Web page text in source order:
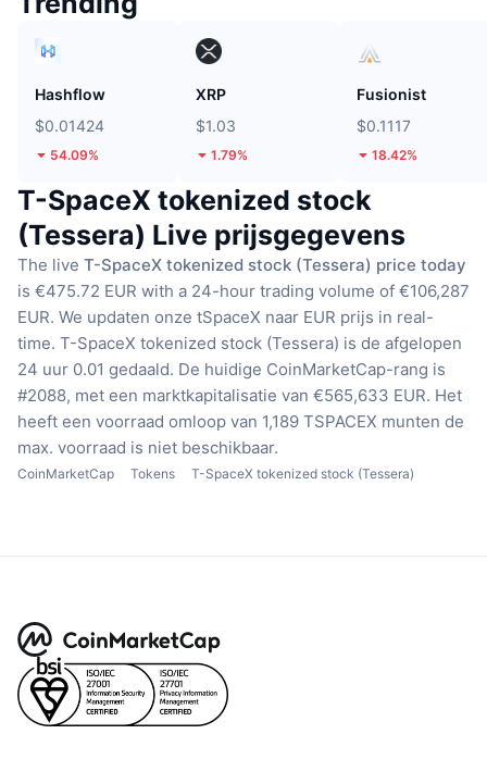
Hashflow
$0.01424
54.09%
XRP
$1.03
1.79%
Fusionist
$0.1117
18.42%
T-SpaceX tokenized stock
(Tessera) Live prijsgegevens
The live T-SpaceX tokenized stock (Tessera) price today
is €475.72 EUR with a 24-hour trading volume of €106,287
EUR. We updaten onze tSpaceX naar EUR prijs in real-
time. T-SpaceX tokenized stock (Tessera) is de afgelopen
24 uur 0.01 gedaald. De huidige CoinMarketCap-rang is
#2088, met een marktkapitalisatie van €565,633 EUR. Het
heeft een voorraad omloop van 1,189 TSPACEX munten de
max. voorraad is niet beschikbaar.
CoinMarketCap Tokens T-SpaceX tokenized stock (Tessera)